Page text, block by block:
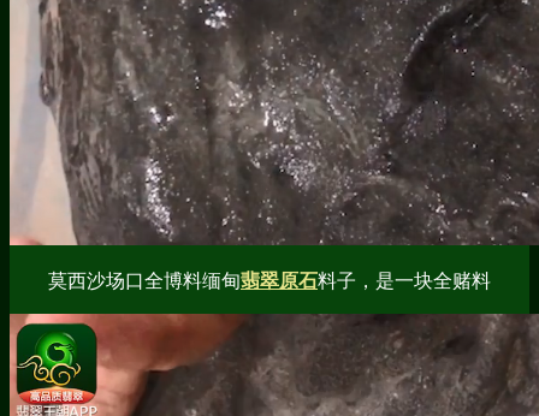
莫西沙场口全博料缅甸翡翠原石料子，是一块全赌料